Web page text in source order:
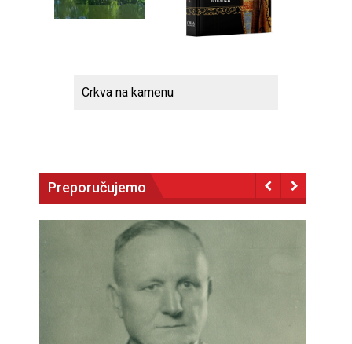
Crkva na kamenu
Preporučujemo